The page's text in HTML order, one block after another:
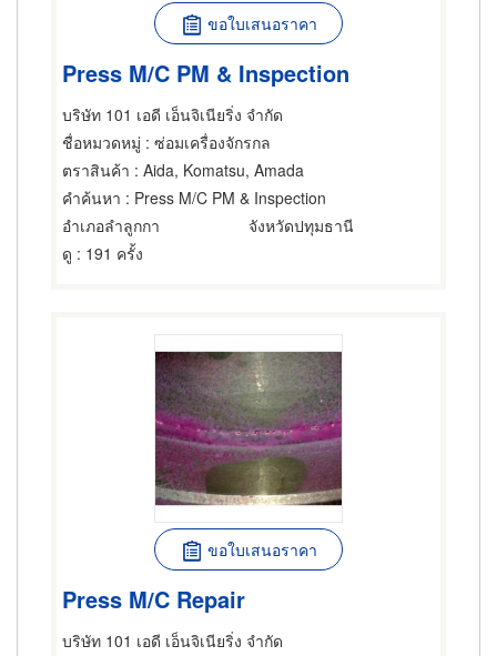
ขอใบเสนอราคา
Press M/C PM & Inspection
บริษัท 101 เอดี เอ็นจิเนียริ่ง จำกัด
ชื่อหมวดหมู่ : ซ่อมเครื่องจักรกล
ตราสินค้า : Aida, Komatsu, Amada
คำค้นหา : Press M/C PM & Inspection
อำเภอลำลูกกา
จังหวัดปทุมธานี
ดู : 191 ครั้ง
ขอใบเสนอราคา
Press M/C Repair
บริษัท 101 เอดี เอ็นจิเนียริ่ง จำกัด